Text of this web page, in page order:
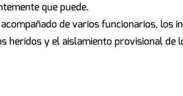
que puede.
de varios funcionarios, los
heridos y el aislamiento provisional de